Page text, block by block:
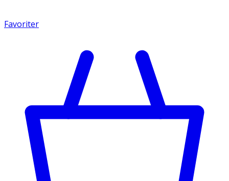
Favoriter